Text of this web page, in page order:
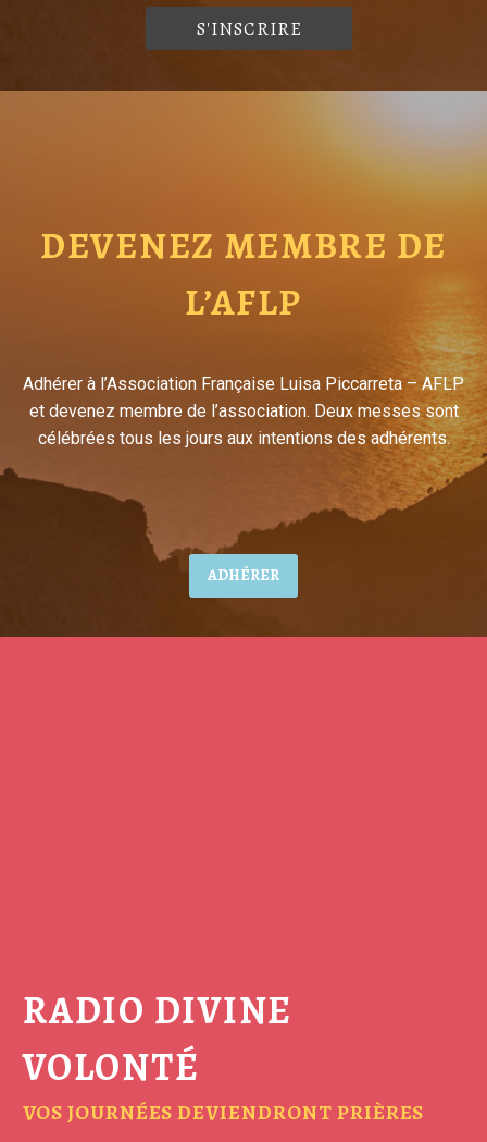
DEVENEZ MEMBRE DE
L’AFLP
Adhérer à l’Association Française Luisa Piccarreta – AFLP
et devenez membre de l’association. Deux messes sont
célébrées tous les jours aux intentions des adhérents.
ADHÉRER
RADIO DIVINE
VOLONTÉ
VOS JOURNÉES DEVIENDRONT PRIÈRES